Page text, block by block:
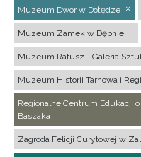
Muzeum Dwór w Dołędze
Muzeum Zamek w Dębnie
Muzeum Ratusz - Galeria
Muzeum Historii Tarnowa i
Regionalne Centrum Edukacji
Baszaka
Zagroda Felicji Curyłowej w